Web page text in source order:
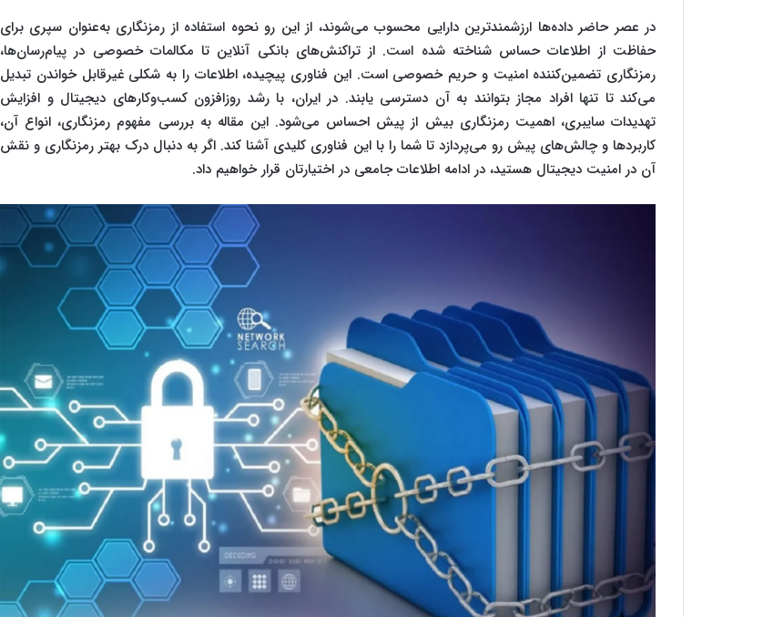
در عصر حاضر داده‌ها ارزشمندترین دارایی محسوب می‌شوند، از این رو نحوه استفاده از رمزنگاری به‌عنوان سپری برای
حفاظت از اطلاعات حساس شناخته شده است. از تراکنش‌های بانکی آنلاین تا مکالمات خصوصی در پیام‌رسان‌ها،
رمزنگاری تضمین‌کننده امنیت و حریم خصوصی است. این فناوری پیچیده، اطلاعات را به شکلی غیرقابل خواندن تبدیل
می‌کند تا تنها افراد مجاز بتوانند به آن دسترسی یابند. در ایران، با رشد روزافزون کسب‌وکارهای دیجیتال و افزایش
تهدیدات سایبری، اهمیت رمزنگاری بیش از پیش احساس می‌شود. این مقاله به بررسی مفهوم رمزنگاری، انواع آن،
کاربردها و چالش‌های پیش رو می‌پردازد تا شما را با این فناوری کلیدی آشنا کند. اگر به دنبال درک بهتر رمزنگاری و نقش
آن در امنیت دیجیتال هستید، در ادامه اطلاعات جامعی در اختیارتان قرار خواهیم داد.